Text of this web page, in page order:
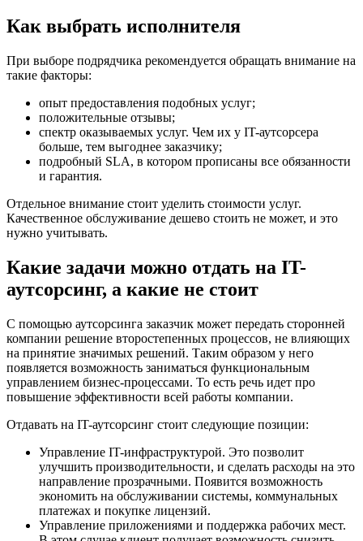
Как выбрать исполнителя
При выборе подрядчика рекомендуется обращать внимание на
такие факторы:
опыт предоставления подобных услуг;
положительные отзывы;
спектр оказываемых услуг. Чем их у IT-аутсорсера
больше, тем выгоднее заказчику;
подробный SLA, в котором прописаны все обязанности
и гарантия.
Отдельное внимание стоит уделить стоимости услуг.
Качественное обслуживание дешево стоить не может, и это
нужно учитывать.
Какие задачи можно отдать на IT-
аутсорсинг, а какие не стоит
С помощью аутсорсинга заказчик может передать сторонней
компании решение второстепенных процессов, не влияющих
на принятие значимых решений. Таким образом у него
появляется возможность заниматься функциональным
управлением бизнес-процессами. То есть речь идет про
повышение эффективности всей работы компании.
Отдавать на IT-аутсорсинг стоит следующие позиции:
Управление IT-инфраструктурой. Это позволит
улучшить производительности, и сделать расходы на это
направление прозрачными. Появится возможность
экономить на обслуживании системы, коммунальных
платежах и покупке лицензий.
Управление приложениями и поддержка рабочих мест.